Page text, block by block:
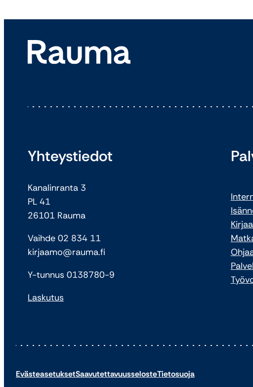
Yhteystiedot
Kanalinranta 3
PL 41
26101 Rauma
Vaihde 02 834 11
kirjaamo@rauma.fi
Y-tunnus 0138780-9
Laskutus
EvästeasetuksetSaavutettavuusselosteTietosuoja